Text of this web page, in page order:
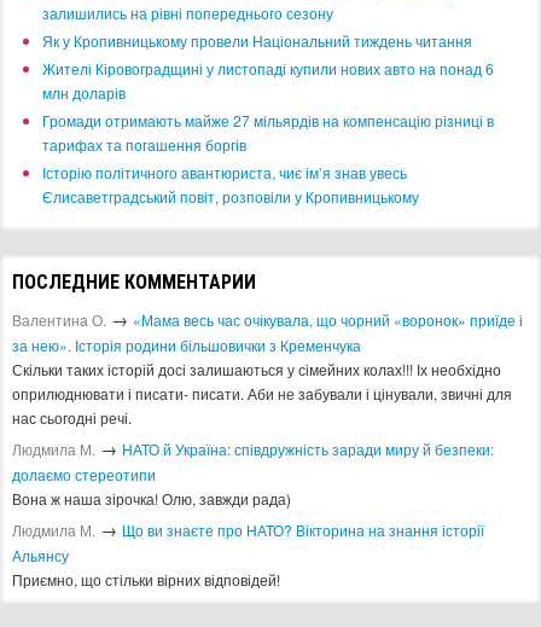
залишились на рівні попереднього сезону
​Як у Кропивницькому провели Національний тиждень читання
​Жителі Кіровоградщині у листопаді купили нових авто на понад 6
млн доларів
​Громади отримають майже 27 мільярдів на компенсацію різниці в
тарифах та погашення боргів
Історію політичного авантюриста, чиє ім’я знав увесь
Єлисаветградський повіт, розповіли у Кропивницькому
ПОСЛЕДНИЕ КОММЕНТАРИИ
Валентина О. → «Мама весь час очікувала, що чорний «воронок» приїде і
за нею». Історія родини більшовички з Кременчука
Скільки таких історій досі залишаються у сімейних колах!!! Іх необхідно
оприлюднювати і писати- писати. Аби не забували і цінували, звичні для
нас сьогодні речі.
Людмила М. → ​НАТО й Україна: співдружність заради миру й безпеки:
долаємо стереотипи
Вона ж наша зірочка! Олю, завжди рада)
Людмила М. → Що ви знаєте про НАТО? Вікторина на знання історії
Альянсу ​
Приємно, що стільки вірних відповідей!